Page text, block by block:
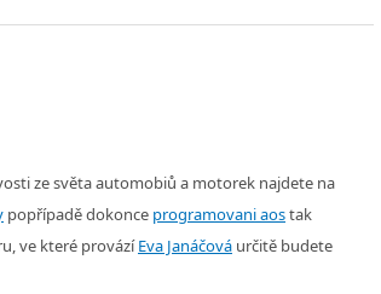
ze světa automobiů a motorek najdete na
popřípadě dokonce programovani aostak
ve které provázíEva Janáčová určitě budete